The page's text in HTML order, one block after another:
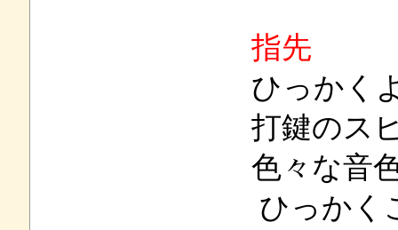
指先
ひっかく
打鍵のス
色々な音
ひっかく